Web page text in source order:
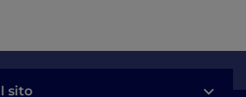
sito